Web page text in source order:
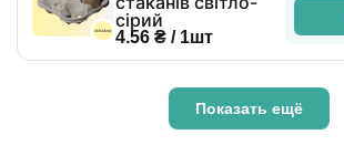
сірий
4.56 ₴ / 1шт
Показать ещё